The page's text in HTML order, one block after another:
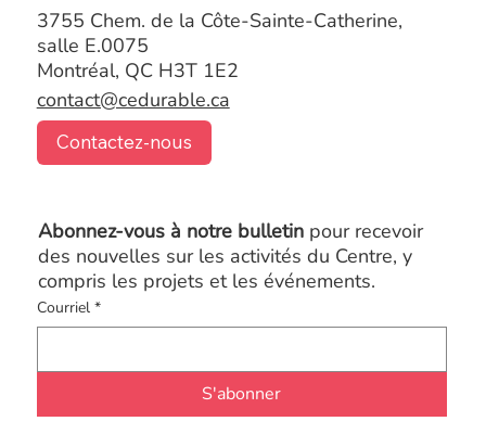
Abonnez-vous à notre bulletin pour recevoir
des nouvelles sur les activités du Centre, y
compris les projets et les événements.
Courriel *
S'abonner
3755 Chem. de la Côte-Sainte-Catherine,
salle E.0075
Montréal, QC H3T 1E2
contact@cedurable.ca
Contactez-nous